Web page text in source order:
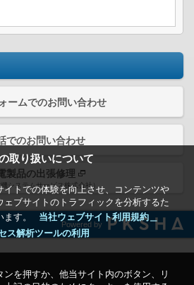
取り扱いについて
イトでの体験を向上させ、コンテンツや
ブサイトのトラフィックを分析するた
ます。
当社ウェブサイト利用規約＿
ス解析ツールの利用
を押すか、他当サイト内のボタン、リ
ームでのお問い合わせ
でのお問い合わせ
製品の出張修理
機システムサービス株式会社）
Powered by